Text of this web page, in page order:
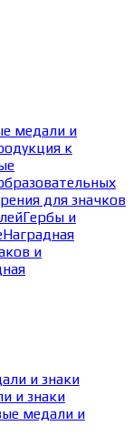
медали и
к
для значков
Гербы и
Наградная
и
и знаки